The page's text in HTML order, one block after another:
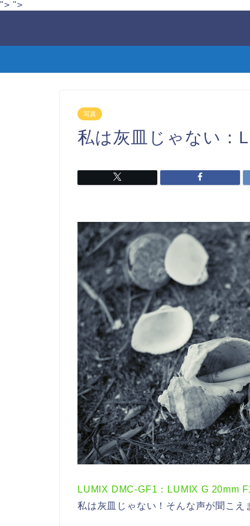
"> ">
写真
私は灰皿じゃない：
LUMIX DMC-GF1：LUMIX G 20mm
私は灰皿じゃない！そんな声が聞こえ